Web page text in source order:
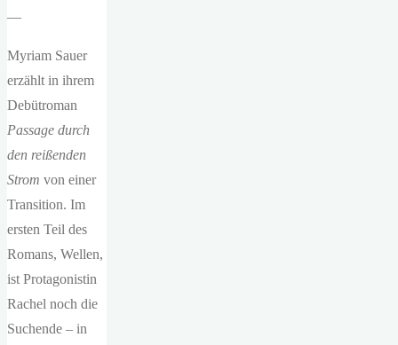
—
Myriam Sauer
erzählt in ihrem
Debütroman
Passage durch
den reißenden
Strom von einer
Transition. Im
ersten Teil des
Romans, Wellen,
ist Protagonistin
Rachel noch die
Suchende – in